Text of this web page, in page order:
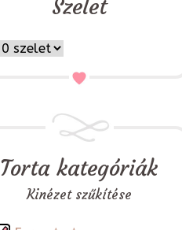
Szelet
Torta kategóriák
Kinézet szűkítése